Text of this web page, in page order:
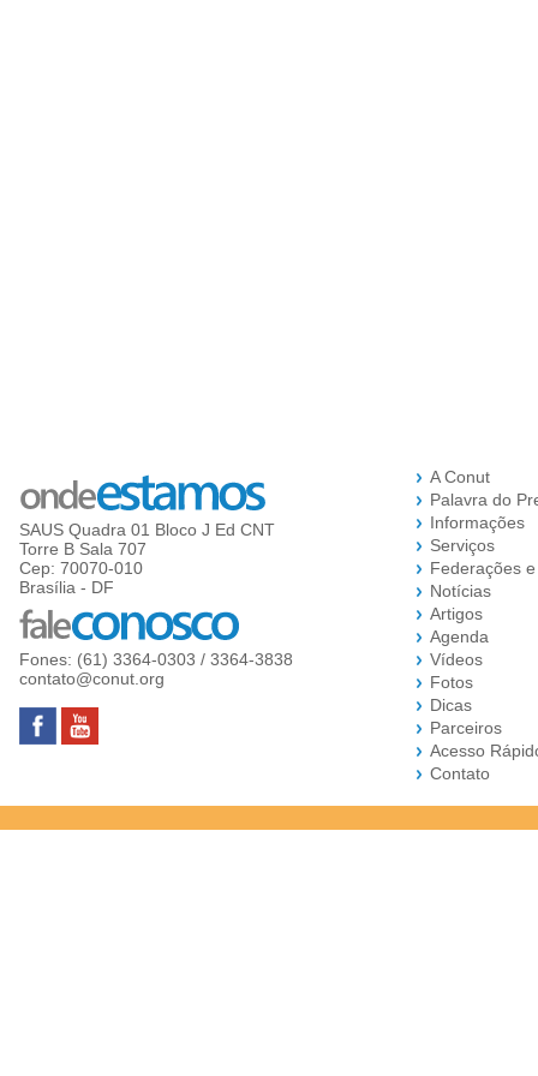
SAUS Quadra 01 Bloco J Ed CNT
Torre B Sala 707
Cep: 70070-010
Brasília - DF
Fones: (61) 3364-0303 / 3364-3838
contato@conut.org
A Conut
Palavra do
Informações
Serviços
Federações
Notícias
Artigos
Agenda
Vídeos
Fotos
Dicas
Parceiros
Acesso
Contato